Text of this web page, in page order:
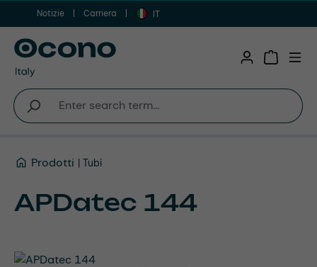
Vai al contenuto principale
Notizie Carriera IT
Prodotti Tubi
APDatec 144